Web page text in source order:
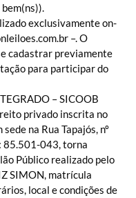
exclusivamente on-
–. O
cadastrar previamente
para participar do
– SICOOB
privado inscrita no
na Rua Tapajós, nº
85.501-043, torna
Público realizado pelo
SIMON, matrícula
local e condições de